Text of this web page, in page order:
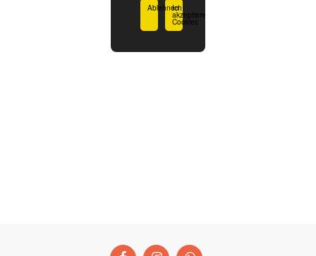
Ich
akzeptiere
Cookies
Ablehnen